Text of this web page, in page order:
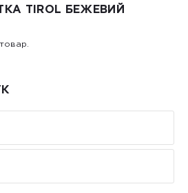
TIROL БЕЖЕВИЙ